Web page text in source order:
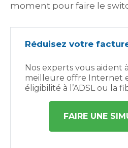
moment pour faire le
Réduisez votre
Nos experts vous aident
meilleure offre Internet
éligibilité à l’ADSL ou la
FAIRE UNE